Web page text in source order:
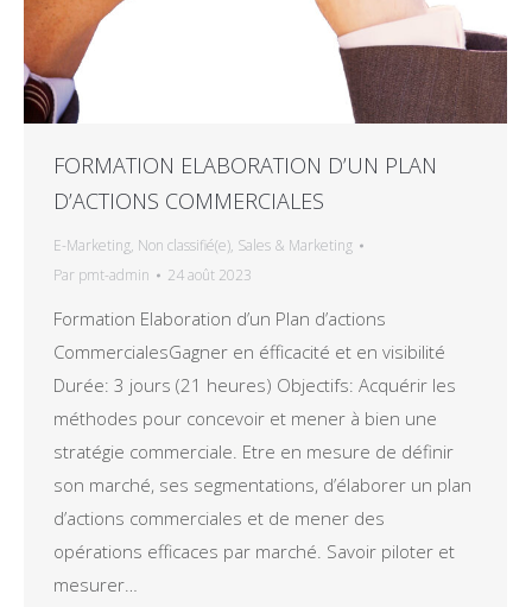
FORMATION ELABORATION D’UN PLAN
D’ACTIONS COMMERCIALES
E-Marketing, Non classifié(e), Sales & Marketing
Par pmt-admin 24 août 2023
Formation Elaboration d’un Plan d’actions
CommercialesGagner en éfficacité et en visibilité
Durée: 3 jours (21 heures) Objectifs: Acquérir les
méthodes pour concevoir et mener à bien une
stratégie commerciale. Etre en mesure de définir
son marché, ses segmentations, d’élaborer un plan
d’actions commerciales et de mener des
opérations efficaces par marché. Savoir piloter et
mesurer…